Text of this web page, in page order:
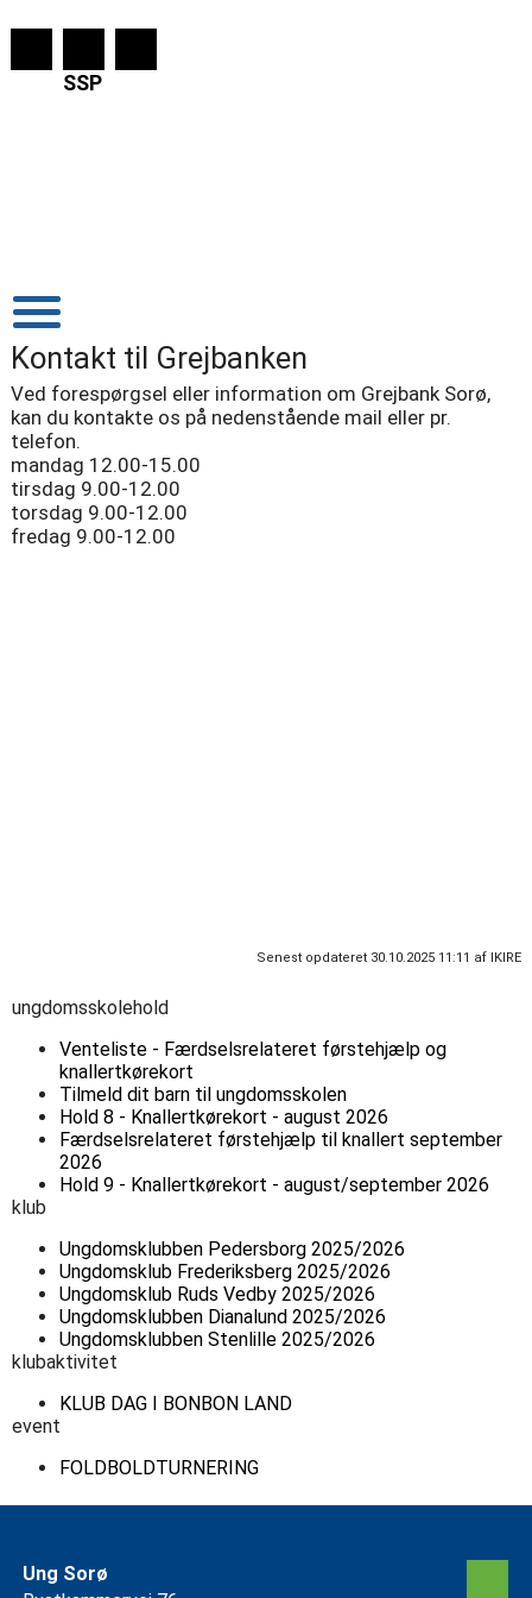
SSP
Kontakt til Grejbanken
Ved forespørgsel eller information om Grejbank Sorø,
kan du kontakte os på nedenstående mail eller pr.
telefon.
mandag 12.00-15.00
tirsdag 9.00-12.00
torsdag 9.00-12.00
fredag 9.00-12.00
Senest opdateret 30.10.2025 11:11 af IKIRE
ungdomsskolehold
Venteliste - Færdselsrelateret førstehjælp og
knallertkørekort
Tilmeld dit barn til ungdomsskolen
Hold 8 - Knallertkørekort - august 2026
Færdselsrelateret førstehjælp til knallert september
2026
Hold 9 - Knallertkørekort - august/september 2026
klub
Ungdomsklubben Pedersborg 2025/2026
Ungdomsklub Frederiksberg 2025/2026
Ungdomsklub Ruds Vedby 2025/2026
Ungdomsklubben Dianalund 2025/2026
Ungdomsklubben Stenlille 2025/2026
klubaktivitet
KLUB DAG I BONBON LAND
event
FOLDBOLDTURNERING
Ung Sorø